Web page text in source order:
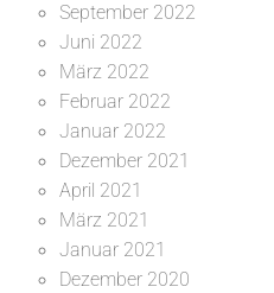
September 2022
Juni 2022
März 2022
Februar 2022
Januar 2022
Dezember 2021
April 2021
März 2021
Januar 2021
Dezember 2020